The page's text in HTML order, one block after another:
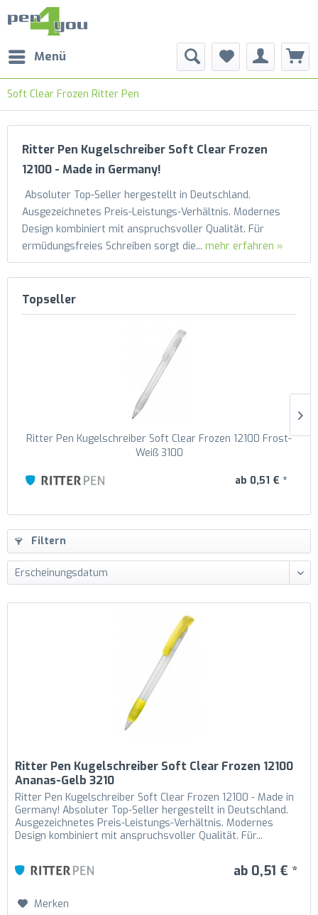
Menü
Soft Clear Frozen Ritter Pen
Ritter Pen Kugelschreiber Soft Clear Frozen
12100 - Made in Germany!
Absoluter Top-Seller hergestellt in Deutschland.
Ausgezeichnetes Preis-Leistungs-Verhältnis. Modernes
Design kombiniert mit anspruchsvoller Qualität. Für
ermüdungsfreies Schreiben sorgt die... mehr erfahren »
Topseller
Ritter Pen Kugelschreiber Soft Clear Frozen 12100 Frost-
Weiß 3100
ab 0,51 € *
Filtern
Ritter Pen Kugelschreiber Soft Clear Frozen 12100
Ananas-Gelb 3210
Ritter Pen Kugelschreiber Soft Clear Frozen 12100 - Made in
Germany! Absoluter Top-Seller hergestellt in Deutschland.
Ausgezeichnetes Preis-Leistungs-Verhältnis. Modernes
Design kombiniert mit anspruchsvoller Qualität. Für...
ab 0,51 € *
Merken